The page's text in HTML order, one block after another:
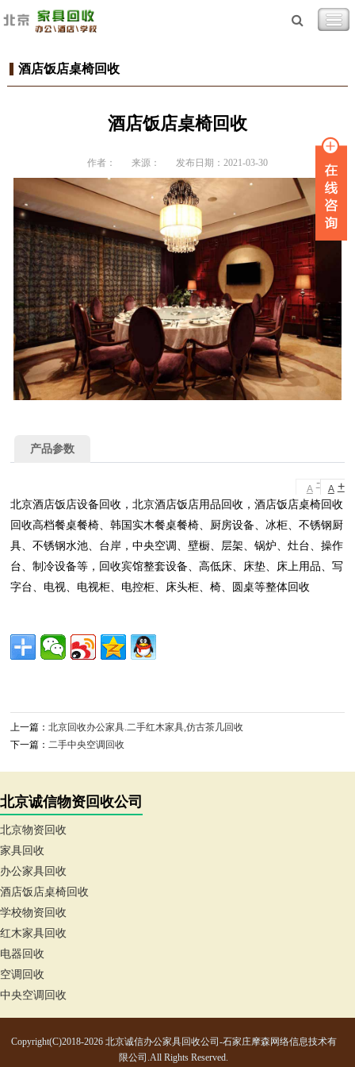
酒店饭店桌椅回收
酒店饭店桌椅回收
作者： 来源： 发布日期：2021-03-30
产品参数
A - A +
北京酒店饭店设备回收，北京酒店饭店用品回收，酒店饭店桌椅回收
回收高档餐桌餐椅、韩国实木餐桌餐椅、厨房设备、冰柜、不锈钢厨
具、不锈钢水池、台岸，中央空调、壁橱、层架、锅炉、灶台、操作
台、制冷设备等，回收宾馆整套设备、高低床、床垫、床上用品、写
字台、电视、电视柜、电控柜、床头柜、椅、圆桌等整体回收
上一篇：北京回收办公家具.二手红木家具,仿古茶几回收
下一篇： 二手中央空调回收
北京诚信物资回收公司
北京物资回收
家具回收
办公家具回收
酒店饭店桌椅回收
学校物资回收
红木家具回收
电器回收
空调回收
中央空调回收
Copyright(C)2018-2026 北京诚信办公家具回收公司-石家庄摩森网络信息技术有
限公司.All Rights Reserved.